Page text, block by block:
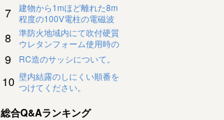
7
建物から1mほど離れた8m
程度の100V電柱の電磁波
影響について
8
準防火地域内にて吹付硬質
ウレタンフォーム使用時の
外壁について
9 RC造のサッシについて。
10 壁内結露のしにくい順番を
つけてください。
総合Q&Aランキング